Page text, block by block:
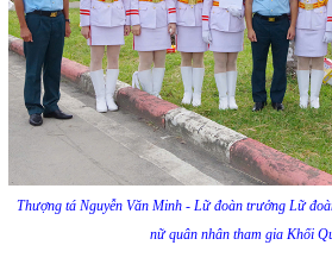
Thượng tá Nguyễn Văn Minh - Lữ đoàn trưởng Lữ
nữ quân nhân tham gia Khối